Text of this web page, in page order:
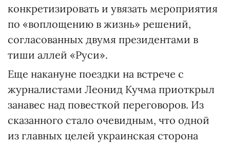
конкретизировать и увязать мероприятия
по «воплощению в жизнь» решений,
согласованных двумя президентами в
тиши аллей «Руси».
Еще накануне поездки на встрече с
журналистами Леонид Кучма приоткрыл
занавес над повесткой переговоров. Из
сказанного стало очевидным, что одной
из главных целей украинская сторона